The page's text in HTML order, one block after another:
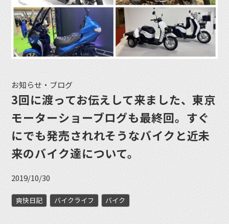
お知らせ・ブログ
3回に渡ってお伝えして来ました、東京
モーターショーブログも最終回。すぐ
にでも発売されれそうなバイクと近未
来のバイク達について。
2019/10/30
爽快日記 バイクライフ バイク